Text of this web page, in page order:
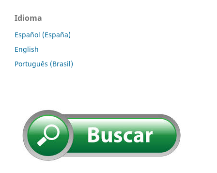
Idioma
Español (España)
English
Português (Brasil)